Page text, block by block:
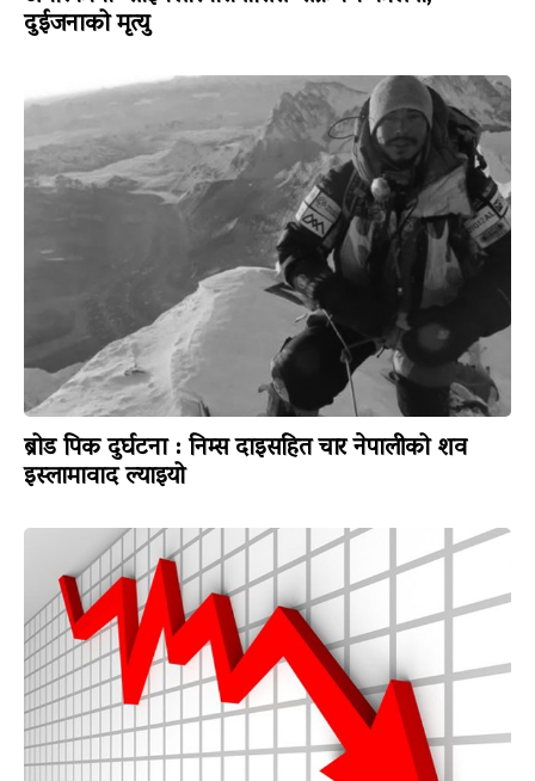
दुईजनाको मृत्यु
ब्रोड पिक दुर्घटना : निम्स दाइसहित चार नेपालीको शव
इस्लामावाद ल्याइयो